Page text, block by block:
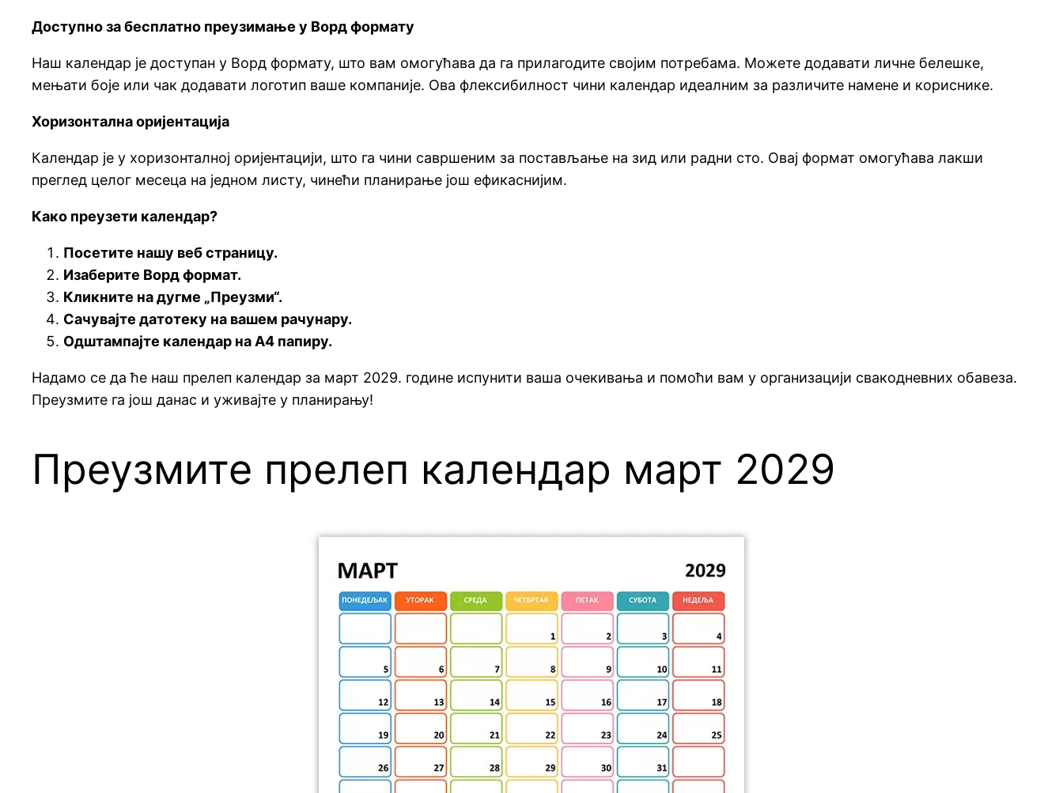
Доступно за бесплатно преузимање у Ворд формату
Наш календар је доступан у Ворд формату, што вам омогућава да га прилагодите својим потребама. Можете додавати личне белешке,
мењати боје или чак додавати логотип ваше компаније. Ова флексибилност чини календар идеалним за различите намене и кориснике.
Хоризонтална оријентација
Календар је у хоризонталној оријентацији, што га чини савршеним за постављање на зид или радни сто. Овај формат омогућава лакши
преглед целог месеца на једном листу, чинећи планирање још ефикаснијим.
Како преузети календар?
Посетите нашу веб страницу.
Изаберите Ворд формат.
Кликните на дугме „Преузми“.
Сачувајте датотеку на вашем рачунару.
Одштампајте календар на А4 папиру.
Надамо се да ће наш прелеп календар за март 2029. године испунити ваша очекивања и помоћи вам у организацији свакодневних обавеза.
Преузмите га још данас и уживајте у планирању!
Преузмите прелеп календар март 2029